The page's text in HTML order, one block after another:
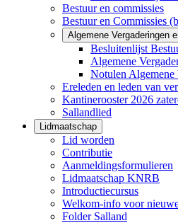
Bestuur en commissies
Bestuur en Commissies
Algemene Vergaderingen
Besluitenlijst
Algemene
Notulen Algemene
Ereleden en leden van
Kantinerooster 2026
Sallandlied
Lidmaatschap
Lid worden
Contributie
Aanmeldingsformulieren
Lidmaatschap KNRB
Introductiecursus
Welkom-info voor
Folder Salland